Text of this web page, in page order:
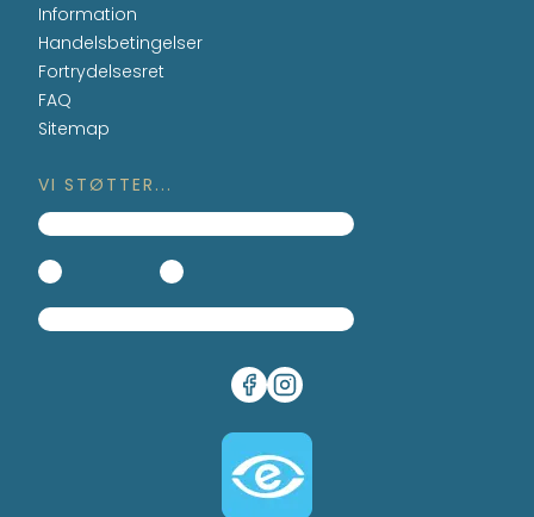
Information
Handelsbetingelser
Fortrydelsesret
FAQ
Sitemap
VI STØTTER...